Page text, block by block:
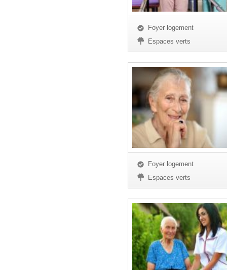
Foyer logement
Espaces verts
Foyer logement
Espaces verts